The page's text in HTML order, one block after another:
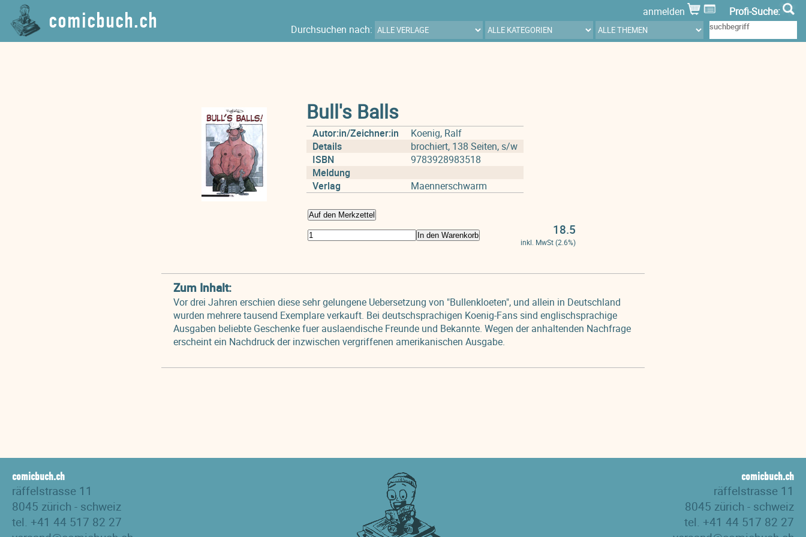
comicbuch.ch anmelden
Profi-Suche:
Durchsuchen nach:
Bull's Balls
Autor:in/Zeichner:in
Koenig, Ralf
Details
brochiert, 138 Seiten, s/w
ISBN
9783928983518
Meldung
Verlag
Maennerschwarm
Auf den Merkzettel
In den Warenkorb 18.5
inkl. MwSt (2.6%)
Zum Inhalt:
Vor drei Jahren erschien diese sehr gelungene Uebersetzung von "Bullenkloeten", und allein in Deutschland
wurden mehrere tausend Exemplare verkauft. Bei deutschsprachigen Koenig-Fans sind englischsprachige
Ausgaben beliebte Geschenke fuer auslaendische Freunde und Bekannte. Wegen der anhaltenden Nachfrage
erscheint ein Nachdruck der inzwischen vergriffenen amerikanischen Ausgabe.
comicbuch.ch
räffelstrasse 11
8045 zürich - schweiz
tel. +41 44 517 82 27
comicbuch.ch
räffelstrasse 11
8045 zürich - schweiz
tel. +41 44 517 82 27